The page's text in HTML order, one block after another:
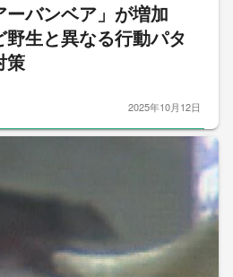
ーバンベア」が増加
生と異なる行動パタ
策
2025年10月12日